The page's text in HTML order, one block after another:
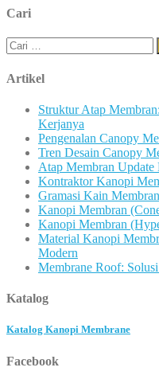
Cari
Cari
untuk:
Artikel
Struktur Atap
Kerjanya
Pengenalan Canopy
Tren Desain Canopy
Atap Membran Update
Kontraktor Kanopi
Gramasi Kain
Kanopi Membran
Kanopi Membran
Material Kanopi
Modern
Membrane Roof:
Katalog
Katalog Kanopi Membrane
Facebook